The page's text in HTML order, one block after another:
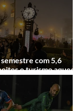
com 5,6
e turismo